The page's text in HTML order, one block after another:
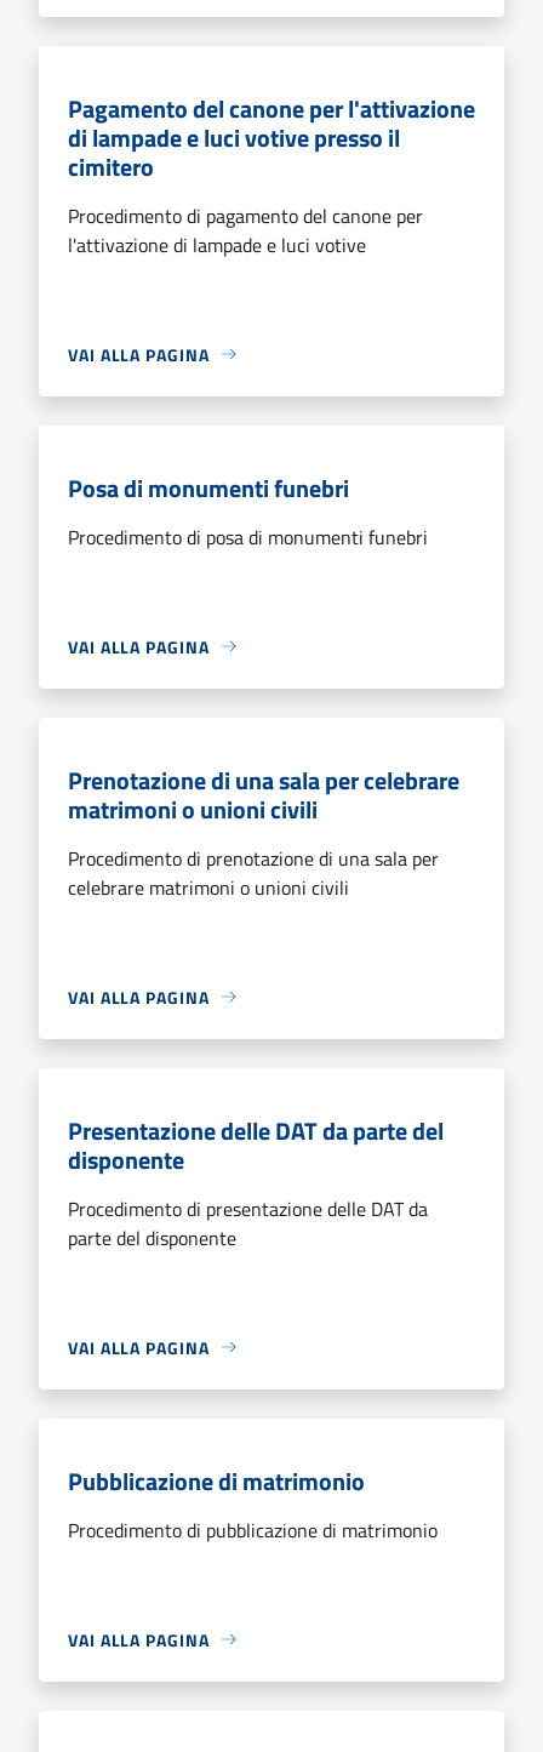
Pagamento del canone per l'attivazione
di lampade e luci votive presso il
cimitero
Procedimento di pagamento del canone per
l'attivazione di lampade e luci votive
VAI ALLA PAGINA
Posa di monumenti funebri
Procedimento di posa di monumenti funebri
VAI ALLA PAGINA
Prenotazione di una sala per celebrare
matrimoni o unioni civili
Procedimento di prenotazione di una sala per
celebrare matrimoni o unioni civili
VAI ALLA PAGINA
Presentazione delle DAT da parte del
disponente
Procedimento di presentazione delle DAT da
parte del disponente
VAI ALLA PAGINA
Pubblicazione di matrimonio
Procedimento di pubblicazione di matrimonio
VAI ALLA PAGINA